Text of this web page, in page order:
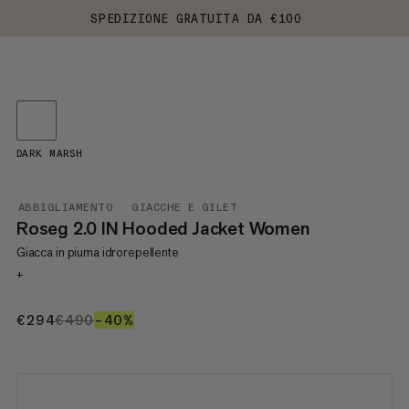
SPEDIZIONE GRATUITA DA €100
ABBIGLIAMENTO GIACCHE E GILET
Roseg 2.0 IN Hooded Jacket Women
Giacca in piuma idrorepellente
+
€294€294
€490€490
–40%
DARK MARSH